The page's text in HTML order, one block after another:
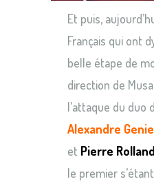
Et puis,
Français qui ont
belle étape de
direction de
l’attaque du duo
Alexandre
et Pierre Rolland
le premier